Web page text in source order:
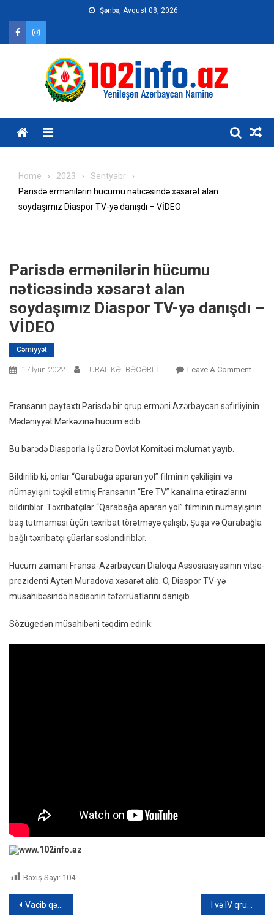
content
Şənbə, Avqust 08, 2026
Home 2023
Sentyabr
Parisdə ermənilərin hücumu nəticəsində xəsarət alan
soydaşımız Diaspor TV-yə danışdı – VİDEO
Parisdə ermənilərin hücumu
nəticəsində xəsarət alan
soydaşımız Diaspor TV-yə danışdı –
VİDEO
Cəmiyyət
17 İyun 2022 TURAL KƏLBƏCƏRLİ Leave A CommentOn
Yə
Fransanın paytaxtı Parisdə bir qrup erməni Azərbaycan səfirliyinin
Mədəniyyət Mərkəzinə hücum edib.
Bu barədə Diasporla İş üzrə Dövlət Komitəsi məlumat yayıb.
Bildirilib ki, onlar “Qarabağa aparan yol” filminin çəkilişini və
nümayişini təşkil etmiş Fransanın “Ere TV” kanalına etirazlarını
bildiriblər. Təxribatçılar “Qarabağa aparan yol” filminin nümayişinin
baş tutmaması üçün təxribat törətməyə çalışıb, Şuşa və Qarabağla
bağlı təxribatçı şüarlar səsləndiriblər.
Hücum zamanı Fransa-Azərbaycan Dialoqu Assosiasiyasının vitse-
prezidenti Aytən Muradova xəsarət alıb. O, Diaspor TV-yə
müsahibəsində hadisənin təfərrüatlarını danışıb.
Sözügedən müsahibəni təqdim edirik:
www.102info.az
Baxış Sayı: 104
Yazı
Vacib qərar öncəsi Gürcüstana “qırmızı işıq”: Neçə postsovet ölkəsi “avropalaşacaq”?